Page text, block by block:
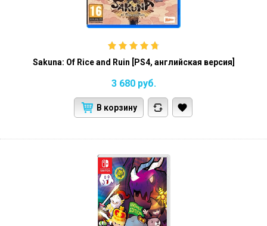
Sakuna: Of Rice and Ruin [PS4, английская версия]
3 680 руб.
В корзину